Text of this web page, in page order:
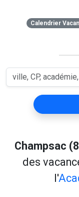
Calendrier
Champsac
des
l'